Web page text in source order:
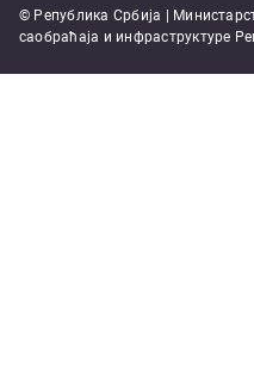
© Република Србија |
саобраћаја и инфраструктуре